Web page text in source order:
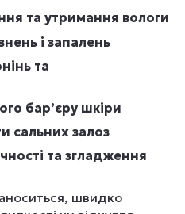
та утримання вологи
і запалень
та
бар’єру шкіри
сальних залоз
та згладження
швидко